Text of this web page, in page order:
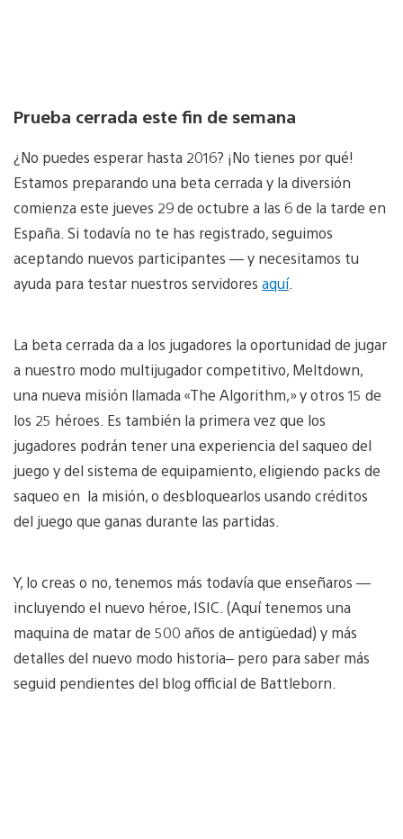
Prueba cerrada este fin de semana
¿No puedes esperar hasta 2016? ¡No tienes por qué!
Estamos preparando una beta cerrada y la diversión
comienza este jueves 29 de octubre a las 6 de la tarde en
España. Si todavía no te has registrado, seguimos
aceptando nuevos participantes — y necesitamos tu
ayuda para testar nuestros servidores aquí.
La beta cerrada da a los jugadores la oportunidad de jugar
a nuestro modo multijugador competitivo, Meltdown,
una nueva misión llamada «The Algorithm,» y otros 15 de
los 25 héroes. Es también la primera vez que los
jugadores podrán tener una experiencia del saqueo del
juego y del sistema de equipamiento, eligiendo packs de
saqueo en la misión, o desbloquearlos usando créditos
del juego que ganas durante las partidas.
Y, lo creas o no, tenemos más todavía que enseñaros —
incluyendo el nuevo héroe, ISIC. (Aquí tenemos una
maquina de matar de 500 años de antigüedad) y más
detalles del nuevo modo historia– pero para saber más
seguid pendientes del blog official de Battleborn.